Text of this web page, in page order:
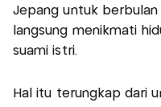
Jepang untuk
langsung menikmati
suami istri.
Hal itu terungkap dari